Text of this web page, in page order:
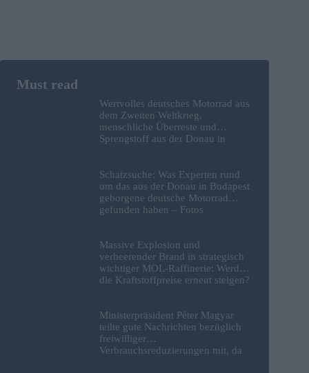
Wertvolles deutsches Motorrad aus
dem Zweiten Weltkrieg,
menschliche Überreste und
Sprengstoff aus der Donau in
Schatzsuche: Was Experten rund
um das aus der Donau in Budapest
geborgene deutsche Motorrad
gefunden haben – Fotos
Massive Explosion und
verheerender Brand in strategisch
wichtiger MOL-Raffinerie: Werden
die Kraftstoffpreise erneut steigen?
Ministerpräsident Péter Magyar
teilte gute Nachrichten bezüglich
freiwilliger
Verbrauchsreduzierungen mit, da